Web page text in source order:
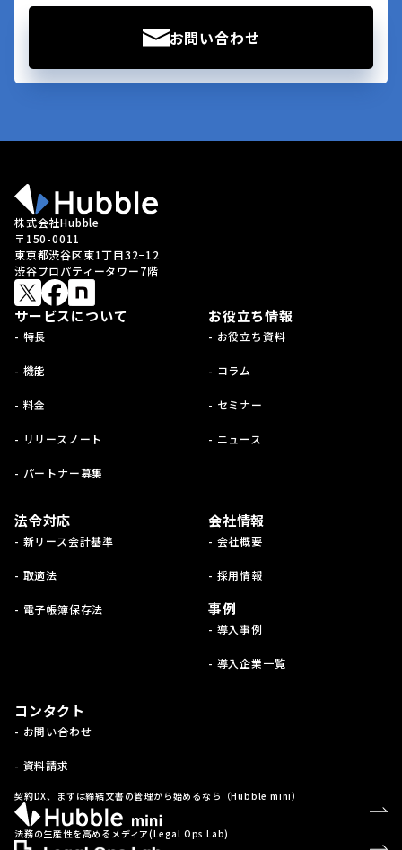
お問い合わせ
株式会社Hubble
〒150-0011
東京都渋谷区東1丁目32−12
渋谷プロパティータワー7階
サービスについて
- 特長
- 機能
- 料金
- リリースノート
- パートナー募集
お役立ち情報
- お役立ち資料
- コラム
- セミナー
- ニュース
法令対応
- 新リース会計基準
- 取適法
- 電子帳簿保存法
会社情報
- 会社概要
- 採用情報
事例
- 導入事例
- 導入企業一覧
コンタクト
- お問い合わせ
- 資料請求
契約DX、まずは締結文書の管理から始めるなら（Hubble mini）
法務の生産性を高めるメディア(Legal Ops Lab)